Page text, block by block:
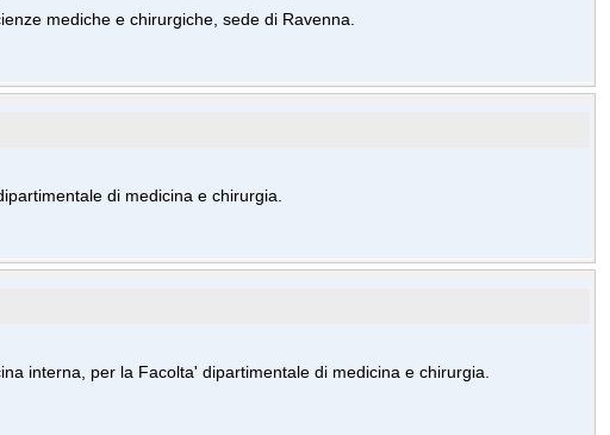
mediche e chirurgiche, sede di Ravenna.
di medicina e chirurgia.
interna, per la Facolta' dipartimentale di medicina e chirurgia.